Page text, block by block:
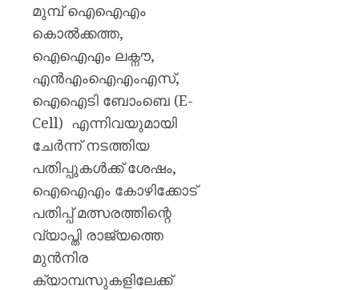
മുമ്പ് ഐഐഎം
കൊൽക്കത്ത,
ഐഐഎം ലക്നൗ,
എൻഎംഐഎംഎസ്,
ഐഐടി ബോംബെ (E-
Cell) എന്നിവയുമായി
ചേർന്ന് നടത്തിയ
പതിപ്പുകൾക്ക് ശേഷം,
ഐഐഎം കോഴിക്കോട്
പതിപ്പ് മത്സരത്തിന്റെ
വ്യാപ്തി രാജ്യത്തെ
മുൻനിര
ക്യാമ്പസുകളിലേക്ക്